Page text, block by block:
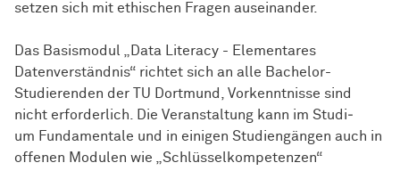
setzen sich mit ethischen Fragen auseinander.
Das Basismodul „Data Literacy - Elementares
Datenverständnis“ richtet sich an alle Bachelor-
Studierenden der TU Dortmund, Vorkenntnisse sind
nicht erforderlich. Die Ver­an­stal­tung kann im Stu­di­
um Fundamentale und in einigen Stu­di­en­gän­gen auch in
offenen Modulen wie „Schlüsselkompetenzen“